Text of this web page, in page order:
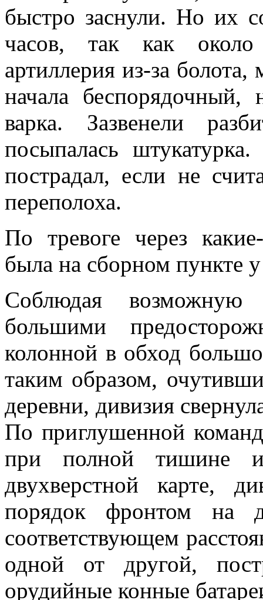
быстро заснули. Но их
часов, так как около
артиллерия из-за
начала
варка. Зазвенели
посыпалась
пострадал, если не
переполоха.
По тревоге через
была на сборном пункте
Соблюдая
большими
колонной в обход
таким образом,
деревни, дивизия
По при­глушенной
при полной тишине и
двухверстной карте,
порядок фронтом на
соответствующем
одной от дру­гой,
орудийные конные